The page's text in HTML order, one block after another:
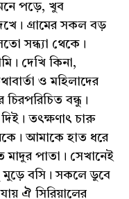
মনে পড়ে, খুব
গ্ৰামের সকল বড়
সন্ধ্যা থেকে।
দেখি কিনা,
ও মহিলাদের
বন্ধু।
তৎক্ষণাৎ চারু
আমাকে হাত ধরে
মাদুর পাতা। সেখানেই
বসি। সকলে ডুবে
ঐ সিরিয়ালের